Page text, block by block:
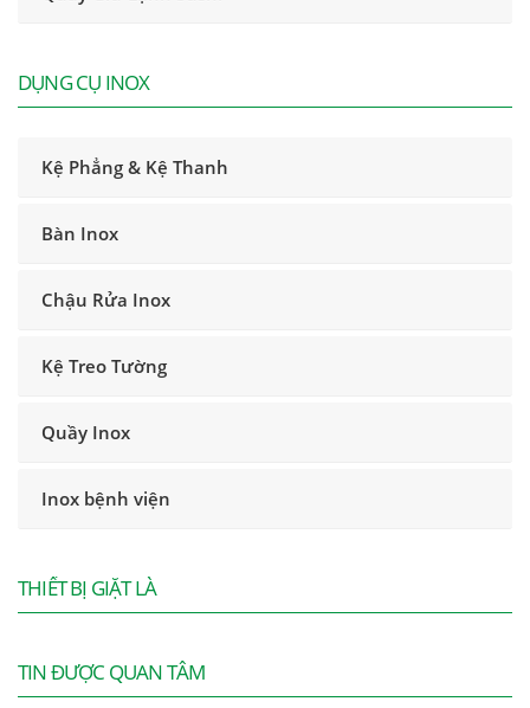
DỤNG CỤ INOX
Kệ Phẳng & Kệ Thanh
Bàn Inox
Chậu Rửa Inox
Kệ Treo Tường
Quầy Inox
Inox bệnh viện
THIẾT BỊ GIẶT LÀ
TIN ĐƯỢC QUAN TÂM